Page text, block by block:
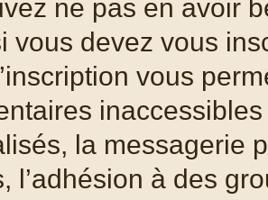
ne pas en avoir
vous devez vous
vous
la messagerie
l’adhésion à des